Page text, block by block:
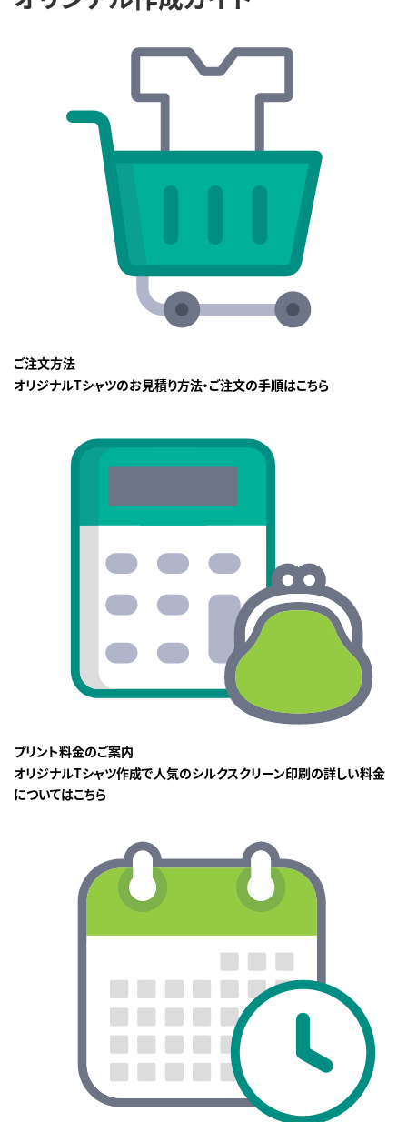
ご注文方法
オリジナルTシャツのお見積り方法・ご注文の手順はこちら
プリント料金のご案内
オリジナルTシャツ作成で人気のシルクスクリーン印刷の詳しい料金
についてはこちら